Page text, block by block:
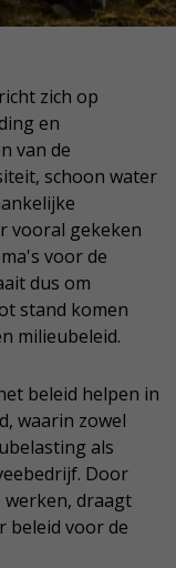
richt zich op
en
van de
schoon water
vooral gekeken
voor de
dus om
stand komen
milieubeleid.
beleid helpen in
waarin zowel
als
Door
werken, draagt
beleid voor de